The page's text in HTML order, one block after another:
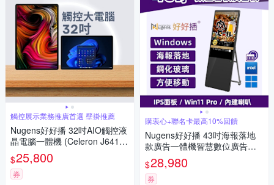
觸控展示業務推廣首選 壁掛推薦
Nugens好好播 32吋AIO觸控液
晶電腦一體機 (Celeron J6412/
8G/128GB SSD/W11P)
$25,800
券
購衷心+聯名卡最高10%回饋
Nugens好好播 43吋海報落地
款廣告一體機智慧數位廣告看
板電子海報
$28,980
券